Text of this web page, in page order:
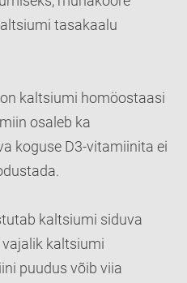
tasakaalu
kaltsiumi homöostaasi
osaleb ka
koguse D3-vitamiinita ei
kaltsiumi siduva
kaltsiumi
puudus võib viia